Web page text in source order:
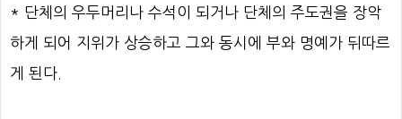
* 단체의 우두머리나 수석이 되거나 단체의 주도권을 장악
하게 되어 지위가 상승하고 그와 동시에 부와 명예가 뒤따르
게 된다.